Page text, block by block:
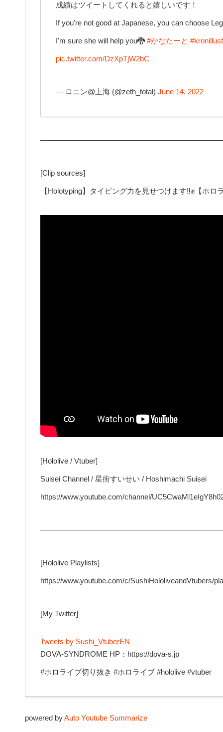
成績はツイートしてくれると嬉しいです！
If you're not good at Japanese, you can choose
I'm sure she will help you🐉 #かなたーと #kronillust
pic.twitter.com/DzXpTjW2bC
— ロニン@上海 (@zeth_total) June 14, 2022
[Clip sources]
【Holotyping】タイピング力を見せつけます‼✊【ホロ
[Hololive / Vtuber]
Suisei Channel / 星街すいせい / Hoshimachi Suisei
https://www.youtube.com/channel/
[Hololive Playlists]
https://www.youtube.com/c/SushiHololiveandVtubers/
[My Twitter]
Tweets by Sushi_VtuberEN
DOVA-SYNDROME HP：https://dova-s.jp
#ホロライブ切り抜き #ホロライブ #hololive #vtuber
powered byAuto Youtube Summarize